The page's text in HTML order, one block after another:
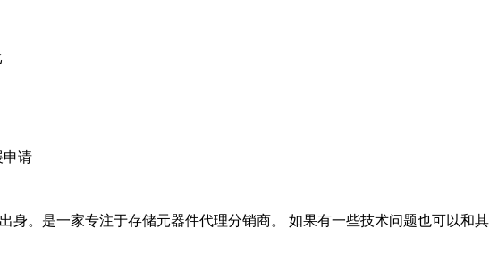
。是一家专注于存储元器件代理分销商。 如果有一些技术问题也可以和其